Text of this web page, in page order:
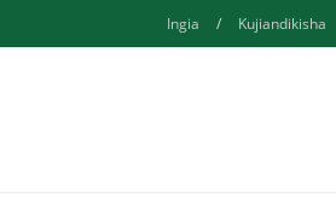
Ingia / Kujiandikisha